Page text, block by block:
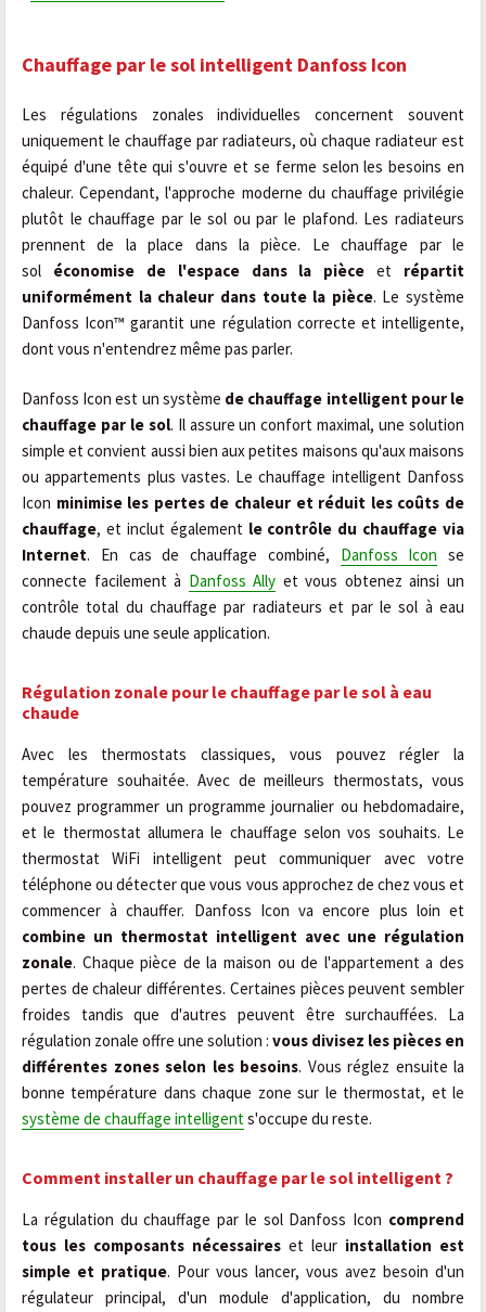
Chauffage par le sol intelligent Danfoss Icon
Les régulations zonales individuelles concernent souvent
uniquement le chauffage par radiateurs, où chaque radiateur est
équipé d'une tête qui s'ouvre et se ferme selon les besoins en
chaleur. Cependant, l'approche moderne du chauffage privilégie
plutôt le chauffage par le sol ou par le plafond. Les radiateurs
prennent de la place dans la pièce. Le chauffage par le
sol économise de l'espace dans la pièce et répartit
uniformément la chaleur dans toute la pièce. Le système
Danfoss Icon™ garantit une régulation correcte et intelligente,
dont vous n'entendrez même pas parler.
Danfoss Icon est un système de chauffage intelligent pour le
chauffage par le sol. Il assure un confort maximal, une solution
simple et convient aussi bien aux petites maisons qu'aux maisons
ou appartements plus vastes. Le chauffage intelligent Danfoss
Icon minimise les pertes de chaleur et réduit les coûts de
chauffage, et inclut également le contrôle du chauffage via
Internet. En cas de chauffage combiné, Danfoss Icon se
connecte facilement à Danfoss Ally et vous obtenez ainsi un
contrôle total du chauffage par radiateurs et par le sol à eau
chaude depuis une seule application.
Régulation zonale pour le chauffage par le sol à eau
chaude
Avec les thermostats classiques, vous pouvez régler la
température souhaitée. Avec de meilleurs thermostats, vous
pouvez programmer un programme journalier ou hebdomadaire,
et le thermostat allumera le chauffage selon vos souhaits. Le
thermostat WiFi intelligentpeut communiquer avec votre
téléphone ou détecter que vous vous approchez de chez vous et
commencer à chauffer. Danfoss Icon va encore plus loin et
combine un thermostat intelligent avec une régulation
zonale. Chaque pièce de la maison ou de l'appartement a des
pertes de chaleur différentes. Certaines pièces peuvent sembler
froides tandis que d'autres peuvent être surchauffées. La
régulation zonale offre une solution : vous divisez les pièces en
différentes zones selon les besoins. Vous réglez ensuite la
bonne température dans chaque zone sur le thermostat, et le
système de chauffage intelligents'occupe du reste.
Comment installer un chauffage par le sol intelligent ?
La régulation du chauffage par le sol Danfoss Icon comprend
tous les composants nécessaires et leur installation est
simple et pratique. Pour vous lancer, vous avez besoin d'un
régulateur principal, d'un module d'application, du nombre